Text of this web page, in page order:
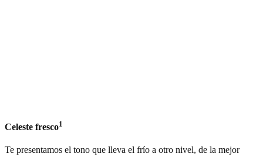
Celeste fresco1
Te presentamos el tono que lleva el frío a otro nivel, de la mejor